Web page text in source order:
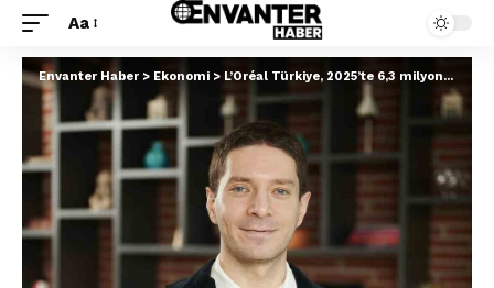
Aa
Envanter Haber > Ekonomi > L’Oréal Türkiye, 2025’te 6,3 milyon renk tonu denemesi ve 7 milyon oturum sayısına erişti